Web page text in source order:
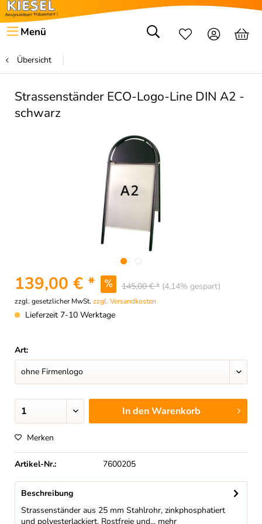
Menü
Übersicht
Strassenständer ECO-Logo-Line DIN A2 -
schwarz
139,00 € * 145,00 € * (4,14% gespart)
zzgl. gesetzlicher MwSt. zzgl. Versandkosten
Lieferzeit 7-10 Werktage
Art:
In denWarenkorb
Merken
Artikel-Nr.: 7600205
Beschreibung
Strassenständer aus 25 mm Stahlrohr, zinkphosphatiert
und polyesterlackiert. Rostfreie und... mehr